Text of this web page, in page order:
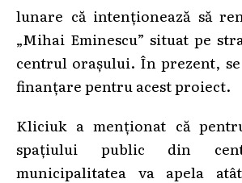
lunare că intenționează să
„Mihai Eminescu” situat pe
centrul orașului. În prezent, se
finanțare pentru acest proiect.
Kliciuk a menționat că
spațiului public din
municipalitatea va apela